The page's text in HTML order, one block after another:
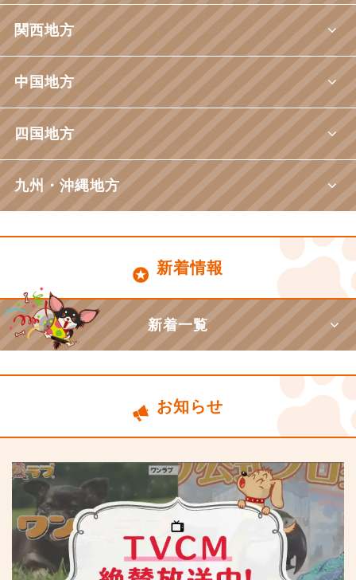
関西地方
中国地方
四国地方
九州・沖縄地方
新着情報
新着一覧
お知らせ